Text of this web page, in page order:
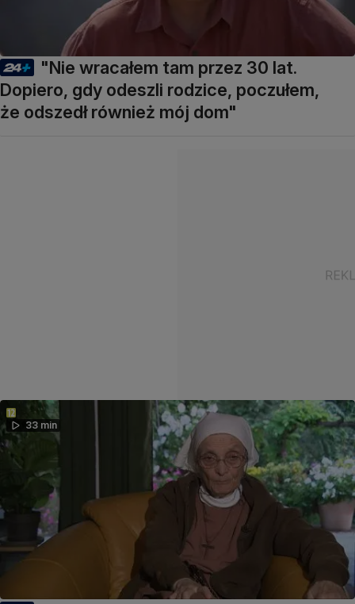
"Nie wracałem tam przez 30 lat.
Dopiero, gdy odeszli rodzice, poczułem,
że odszedł również mój dom"
33 min